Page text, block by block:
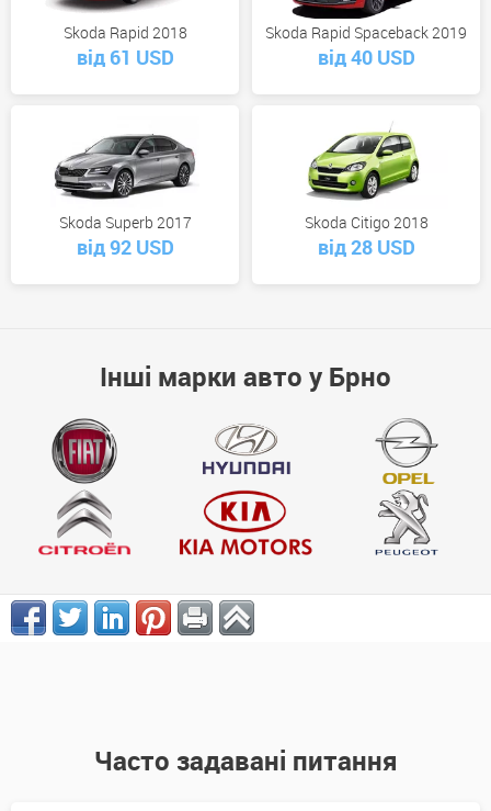
Skoda Rapid 2018
від 61 USD
Skoda Rapid Spaceback 2019
від 40 USD
Skoda Superb 2017
від 92 USD
Skoda Citigo 2018
від 28 USD
Інші марки авто у Брно
Часто задавані питання